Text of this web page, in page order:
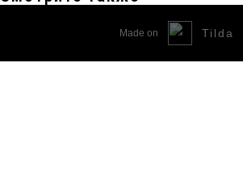
Made on Tilda